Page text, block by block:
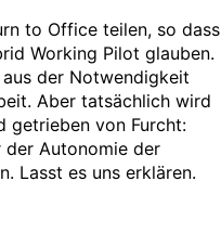
to Office teilen, so dass
Working Pilot glauben.
der Notwendigkeit
Aber tatsächlich wird
getrieben von Furcht:
der Autonomie der
Lasst es uns erklären.